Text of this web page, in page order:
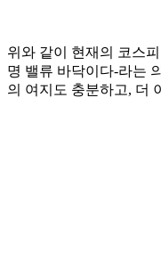
위와 같이 현재의 코스
명 밸류 바닥이다-라는
의 여지도 충분하고, 더